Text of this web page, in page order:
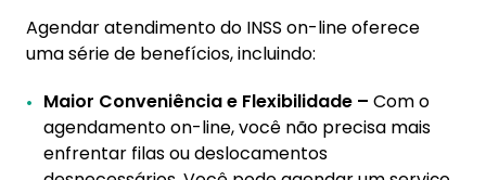
Agendar atendimento do INSS on-line oferece
uma série de benefícios, incluindo:
Maior Conveniência e Flexibilidade – Com o
agendamento on-line, você não precisa mais
enfrentar filas ou deslocamentos